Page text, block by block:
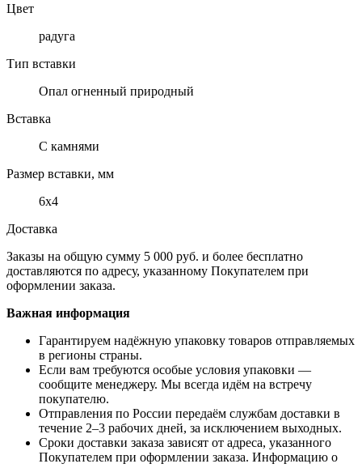
Цвет
радуга
Тип вставки
Опал огненный природный
Вставка
С камнями
Размер вставки, мм
6х4
Доставка
Заказы на общую сумму 5 000 руб. и более бесплатно
доставляются по адресу, указанному Покупателем при
оформлении заказа.
Важная информация
Гарантируем надёжную упаковку товаров отправляемых
в регионы страны.
Если вам требуются особые условия упаковки —
сообщите менеджеру. Мы всегда идём на встречу
покупателю.
Отправления по России передаём службам доставки в
течение 2–3 рабочих дней, за исключением выходных.
Сроки доставки заказа зависят от адреса, указанного
Покупателем при оформлении заказа. Информацию о